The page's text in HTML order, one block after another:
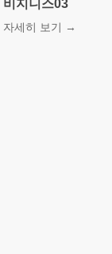
비지니스03
자세히 보기 →